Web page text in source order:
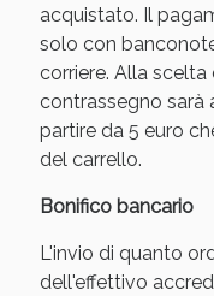
acquistato. Il
solo con
corriere. Alla
contrassegno sarà
partire da 5 euro
del carrello.
Bonifico bancario
L'invio di quanto
dell'effettivo